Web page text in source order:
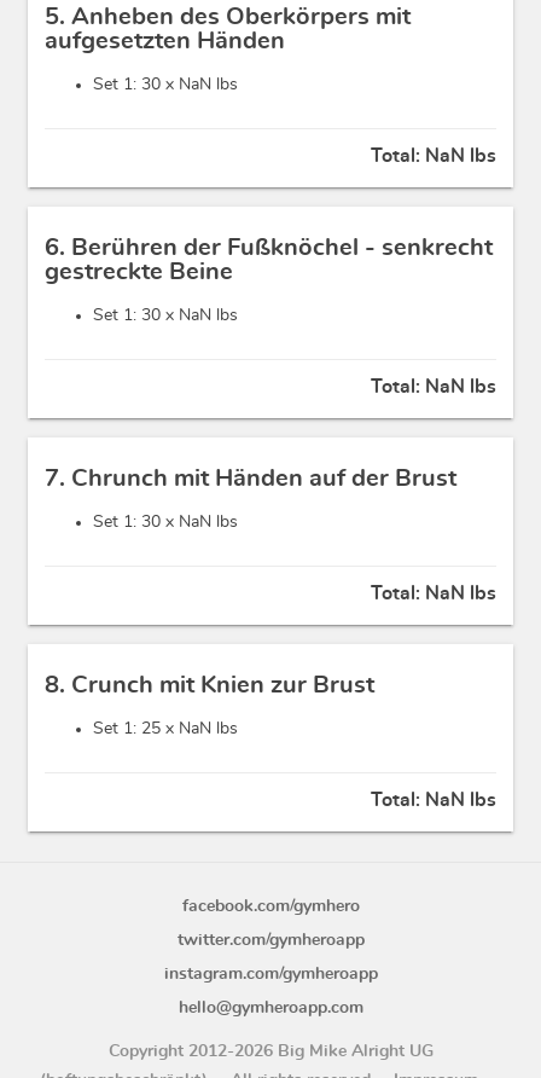
5. Anheben des Oberkörpers mit
aufgesetzten Händen
Set 1: 30 x NaN lbs
Total: NaN lbs
6. Berühren der Fußknöchel - senkrecht
gestreckte Beine
Set 1: 30 x NaN lbs
Total: NaN lbs
7. Chrunch mit Händen auf der Brust
Set 1: 30 x NaN lbs
Total: NaN lbs
8. Crunch mit Knien zur Brust
Set 1: 25 x NaN lbs
Total: NaN lbs
facebook.com/gymhero
twitter.com/gymheroapp
instagram.com/gymheroapp
hello@gymheroapp.com
Copyright 2012-2026 Big Mike Alright UG